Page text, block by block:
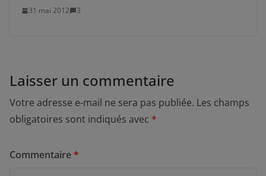
31 mai 2012 3
Laisser un commentaire
Votre adresse e-mail ne sera pas publiée. Les champs
obligatoires sont indiqués avec *
Commentaire*